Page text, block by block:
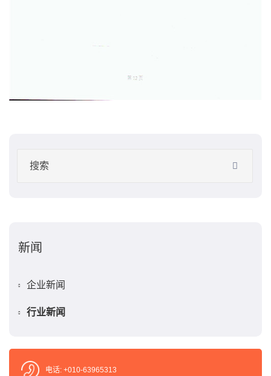
新闻
企业新闻
行业新闻
电话: +010-63965313